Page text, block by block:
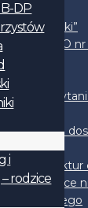
Fundacja
Czas “Piątki”
Sport w LO
|
Deklaracja
Rejestry
faktur
Jasińskiego
DP
i
rodzice